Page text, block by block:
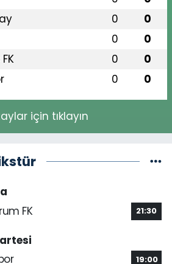
0 0
0 0
0 0
0 0
için tıklayın
FK
21:30
19:00